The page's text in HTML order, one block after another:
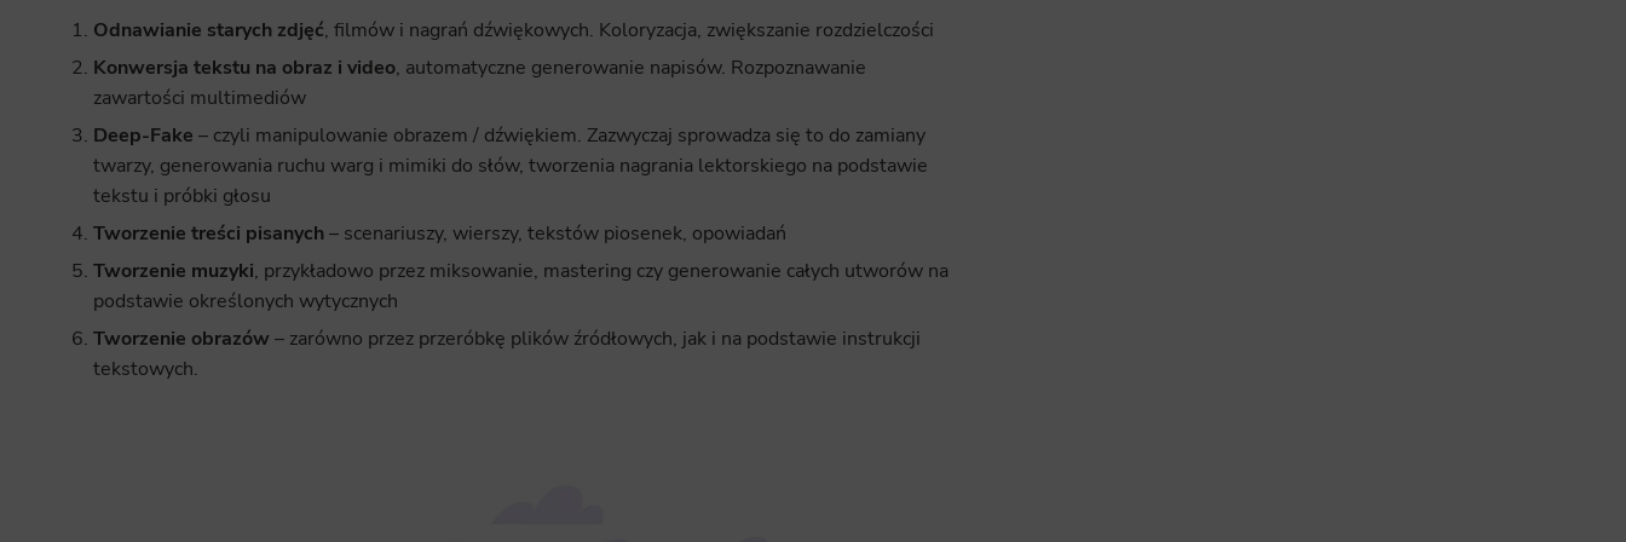
Odnawianie starych zdjęć, filmów i nagrań dźwiękowych. Koloryzacja, zwiększanie rozdzielczości
Konwersja tekstu na obraz i video, automatyczne generowanie napisów. Rozpoznawanie
zawartości multimediów
Deep-Fake – czyli manipulowanie obrazem / dźwiękiem. Zazwyczaj sprowadza się to do zamiany
twarzy, generowania ruchu warg i mimiki do słów, tworzenia nagrania lektorskiego na podstawie
tekstu i próbki głosu
Tworzenie treści pisanych– scenariuszy, wierszy, tekstów piosenek, opowiadań
Tworzenie muzyki, przykładowo przez miksowanie, mastering czy generowanie całych utworów na
podstawie określonych wytycznych
Tworzenie obrazów – zarówno przez przeróbkę plików źródłowych, jak i na podstawie instrukcji
tekstowych.